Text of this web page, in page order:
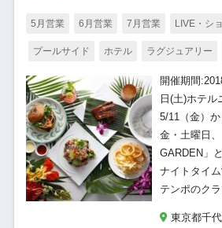
5月営業 6月営業 7月営業 LIVE・シ
プールサイド ホテル ラグジュアリー
開催期間
日(土)ホテル
5/11（金）か
金・土曜日
GARDEN」
ナイトタイ
テンポのク
東京都千